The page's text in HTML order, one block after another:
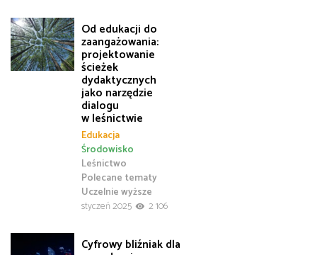
Od edukacji do
zaangażowania:
projektowanie
ścieżek
dydaktycznych
jako narzędzie
dialogu
w leśnictwie
Edukacja
Leśnictwo
Polecane tematy
Środowisko
Uczelnie wyższe
styczeń 2025
2 106
Cyfrowy bliźniak dla